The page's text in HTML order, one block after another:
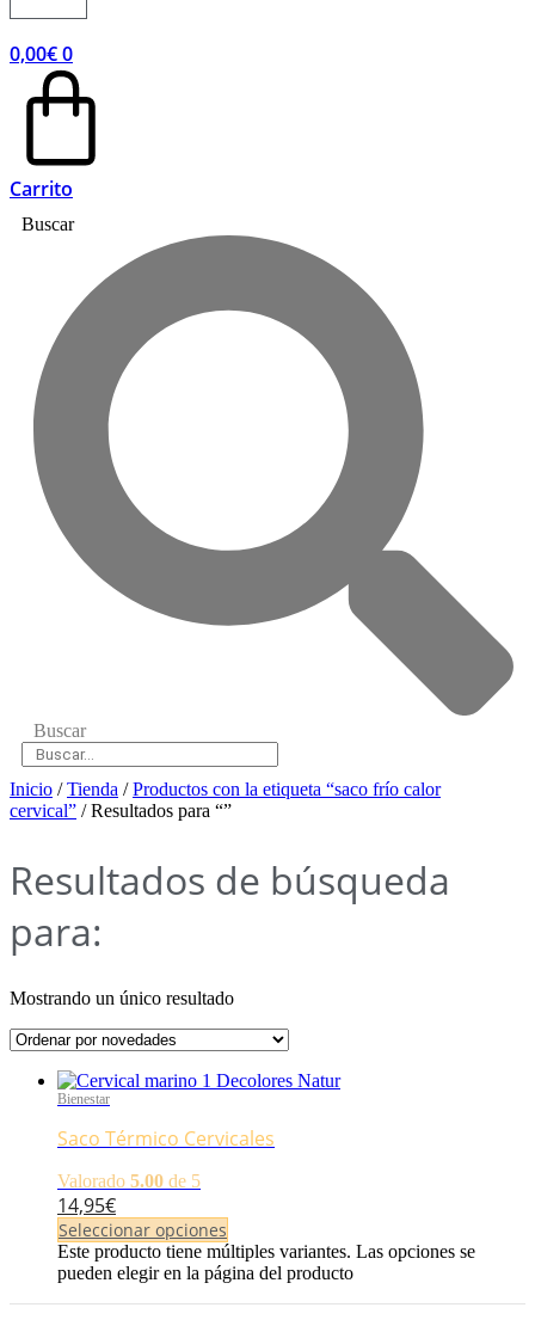
0,00€0
Carrito
Buscar
Buscar
Inicio /Tienda /Productos con la etiqueta “saco frío calor
cervical” / Resultados para “”
Resultados de búsqueda
para:
Mostrando un único resultado
Bienestar
Saco Térmico Cervicales
Valorado 5.00 de 5
14,95€
Seleccionar opciones
Este producto tiene múltiples variantes. Las opciones se
pueden elegir en la página del producto